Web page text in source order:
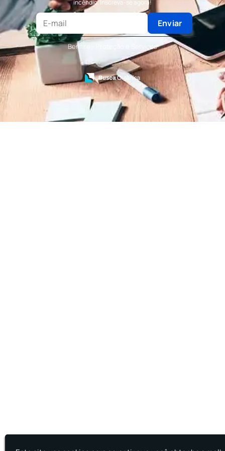
Terceirização de Recepção
Terceirização de Recepcionista
Terceirização de Serviços de Recepcionistas
Treinamento de Bombeiro Civil
Treinamento de Bombeiros
Treinamento de Brigada
Treinamento de Brigada de Emergência
Treinamento de Brigada de Incêndio
Treinamento de Brigada de Incêndio Valor
Treinamento de Brigadista de Incêndio
Treinamento de Combate a Incêndio NR 23
incêndio. Inscreva-se agora!
Enviar
Benfire - Proteção e Serviços